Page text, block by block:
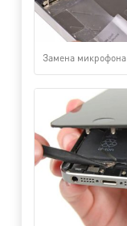
Замена микрофона